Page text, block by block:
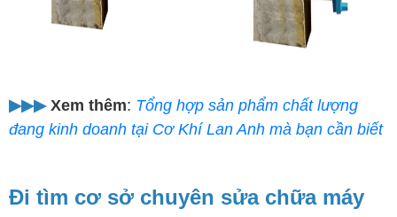
▶︎▶︎▶︎ Xem thêm: Tổng hợp sản phẩm chất lượng
đang kinh doanh tại Cơ Khí Lan Anh mà bạn cần biết
Đi tìm cơ sở chuyên sửa chữa máy